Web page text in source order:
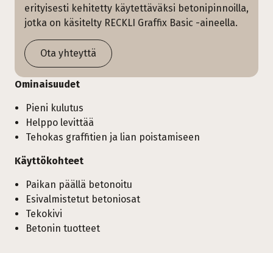
erityisesti kehitetty käytettäväksi betonipinnoilla,
jotka on käsitelty RECKLI Graffix Basic -aineella.
Ota yhteyttä
Ominaisuudet
Pieni kulutus
Helppo levittää
Tehokas graffitien ja lian poistamiseen
Käyttökohteet
Paikan päällä betonoitu
Esivalmistetut betoniosat
Tekokivi
Betonin tuotteet